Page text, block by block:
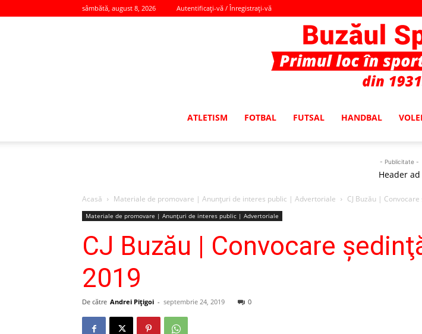
sâmbătă, august 8, 2026 Autentificați-vă / Înregistrați-vă
ATLETISM FOTBAL FUTSAL HANDBAL VOLEI
- Publicitate -
Header ad
Acasă Materiale de promovare | Anunţuri de interes public | Advertoriale CJ Buzău |
Materiale de promovare | Anunţuri de interes public | Advertoriale
CJ Buzău | Convocare
2019
De către Andrei Pițigoi - septembrie 24, 2019 0